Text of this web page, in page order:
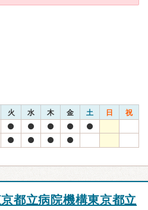
火 水 木 金 土 日 祝
都立病院機構東京都立